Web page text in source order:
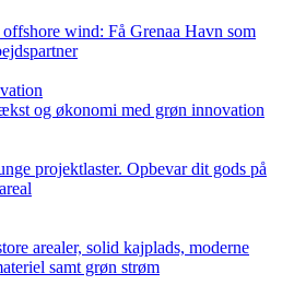
wind: Få Grenaa Havn som
og økonomi med grøn innovation
projektlaster. Opbevar dit gods på
arealer, solid kajplads, moderne
samt grøn strøm